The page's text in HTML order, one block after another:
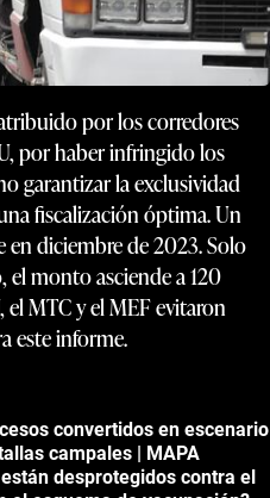
por los corredores
por haber infringido los
garantizar la exclusividad
fiscalización óptima. Un
en diciembre de 2023. Solo
monto asciende a 120
el MTC y el MEF evitaron
este informe.
convertidos en escenario
campales | MAPA
desprotegidos contra el